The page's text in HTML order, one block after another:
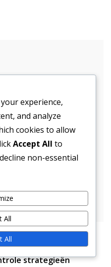
en analist, Derek
van offensieve
in coaching en een
hij zijn inzichten over
speelstijlen
voetbalstrategieën en
spelers.
Coast Offense: Korte
strategieën
experience,
and analyze
cookies to allow
Accept All to
non-essential
All
All